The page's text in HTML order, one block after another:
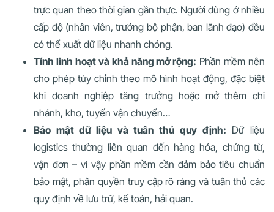
trực quan theo thời gian gần thực. Người dùng ở nhiều
cấp độ (nhân viên, trưởng bộ phận, ban lãnh đạo) đều
có thể xuất dữ liệu nhanh chóng.
Tính linh hoạt và khả năng mở rộng: Phần mềm nên
cho phép tùy chỉnh theo mô hình hoạt động, đặc biệt
khi doanh nghiệp tăng trưởng hoặc mở thêm chi
nhánh, kho, tuyến vận chuyển…
Bảo mật dữ liệu và tuân thủ quy định: Dữ liệu
logistics thường liên quan đến hàng hóa, chứng từ,
vận đơn – vì vậy phần mềm cần đảm bảo tiêu chuẩn
bảo mật, phân quyền truy cập rõ ràng và tuân thủ các
quy định về lưu trữ, kế toán, hải quan.